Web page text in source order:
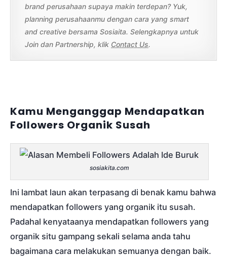
brand perusahaan supaya makin terdepan? Yuk,
planning perusahaanmu dengan cara yang smart
and creative bersama Sosiaita. Selengkapnya untuk
Join dan Partnership, klik Contact Us.
Kamu Menganggap Mendapatkan
Followers Organik Susah
sosiakita.com
Ini lambat laun akan terpasang di benak kamu bahwa
mendapatkan followers yang organik itu susah.
Padahal kenyataanya mendapatkan followers yang
organik situ gampang sekali selama anda tahu
bagaimana cara melakukan semuanya dengan baik.